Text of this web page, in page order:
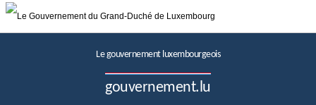
Aller au menu principal
Aller au contenu
Le gouvernement luxembourgeois
gouvernement.lu